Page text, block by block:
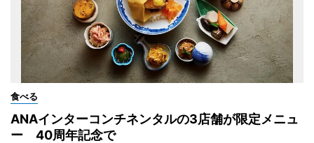
食べる
ANAインターコンチネンタルの3店舗が限定メニュ
ー 40周年記念で